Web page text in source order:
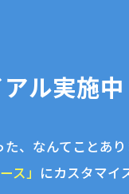
ル実施中
、なんてことあり
ス」 にカスタマイ